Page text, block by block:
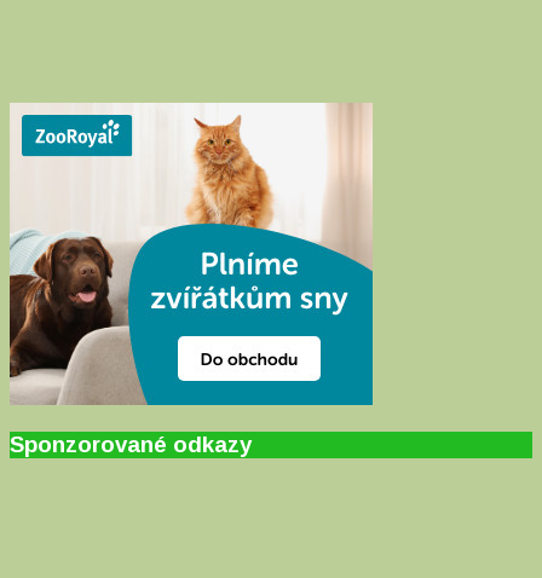
Sponzorované odkazy